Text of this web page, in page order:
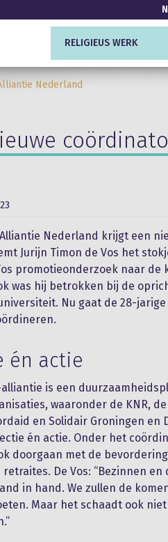
RELIGIEUS WERK
Nederland
Alliantie Nederland krijgt een
Jurijn Timon de Vos het
promotieonderzoek naar
was hij betrokken bij de
Nu gaat de 28-
én actie
alliantie is een
waaronder de KNR,
en Solidair Groningen
én actie. Onder het
doorgaan met de
De Vos: “Bezinnen
in hand. We zullen de
Maar het schaadt ook